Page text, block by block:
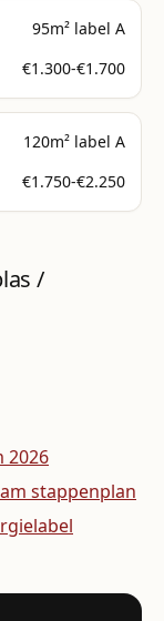
95m² label A
€1.300-€1.700
120m² label A
€1.750-€2.250
/
2026
stappenplan